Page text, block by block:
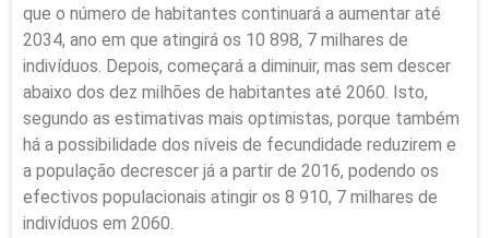
que o número de habitantes continuará a aumentar até
2034, ano em que atingirá os 10 898, 7 milhares de
indivíduos. Depois, começará a diminuir, mas sem descer
abaixo dos dez milhões de habitantes até 2060. Isto,
segundo as estimativas mais optimistas, porque também
há a possibilidade dos níveis de fecundidade reduzirem e
a população decrescer já a partir de 2016, podendo os
efectivos populacionais atingir os 8 910, 7 milhares de
indivíduos em 2060.